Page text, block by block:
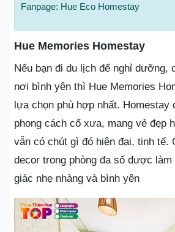
Fanpage: Hue Eco Homestay
Hue Memories Homestay
Nếu bạn đi du lịch để nghỉ dưỡng,
nơi bình yên thì Hue Memories
lựa chọn phù hợp nhất. Homestay
phong cách cổ xưa, mang vẻ đẹp
vẫn có chút gì đó hiện đại, tinh tế.
decor trong phòng đa số được
giác nhẹ nhàng và bình yên